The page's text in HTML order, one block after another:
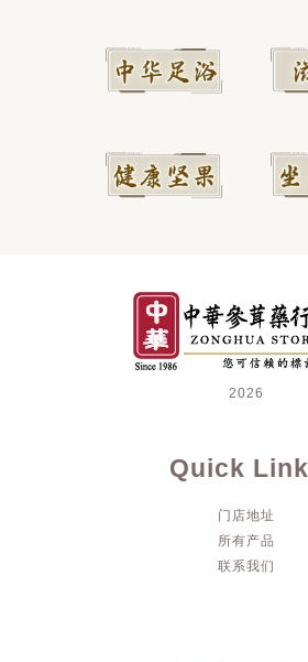
2026
Quick
门店地址
所有产品
联系我们